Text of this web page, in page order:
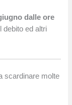
dalle ore
debito ed altri
scardinare molte